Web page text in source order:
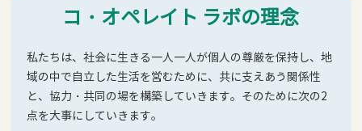
コ・オペレイト ラボの理念
私たちは、社会に生きる一人一人が個人の尊厳を保持し、地
域の中で自立した生活を営むために、共に支えあう関係性
と、協力・共同の場を構築していきます。そのために次の2
点を大事にしていきます。